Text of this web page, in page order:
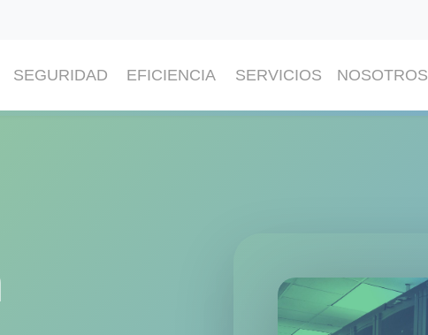
SEGURIDAD EFICIENCIA SERVICIOS NOSOTROS